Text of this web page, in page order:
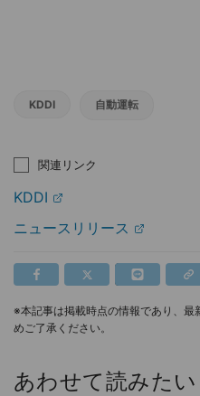
KDDI 自動運転
関連リンク
KDDI
ニュースリリース
※本記事は掲載時点の情報であり、
めご了承ください。
あわせて読みたい